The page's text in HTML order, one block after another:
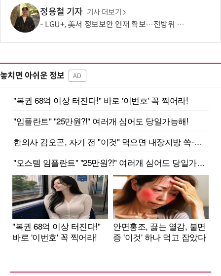
정용철 기자 기사 더보기
LGU+, 美서 정보보안 인재 확보…전방위 역량 강화 총력
놓치면 아쉬운 정보 AD